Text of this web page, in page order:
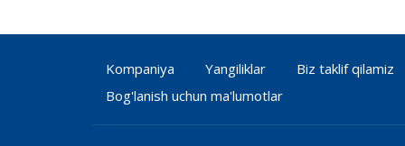
Kompaniya Yangiliklar Biz taklif qilamiz
Bog'lanish uchun ma'lumotlar